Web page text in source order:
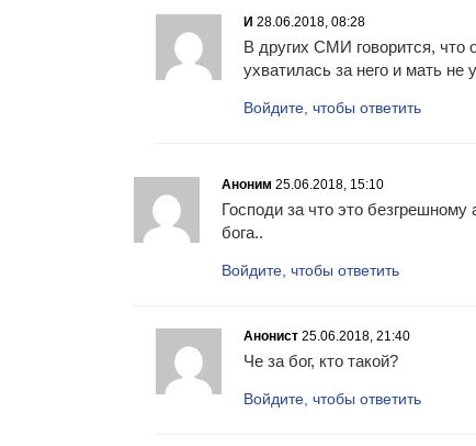
И 28.06.2018, 08:28
В других СМИ говорится, что
ухватилась за него и мать
Войдите, чтобы ответить
Аноним 25.06.2018, 15:10
Господи за что это
бога..
Войдите, чтобы ответить
Анонист 25.06.2018, 21:40
Че за бог, кто такой?
Войдите, чтобы ответить